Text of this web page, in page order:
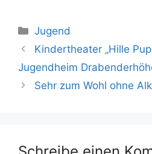
Kategorien
Jugend
Kindertheater „Hille
Jugendheim
Sehr zum Wohl ohne